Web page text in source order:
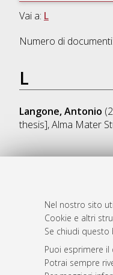
Nel nostro sito
Cookie e altri
Se chiudi questo
Puoi esprimere
Potrai sempre
Vai a: L
Numero di documenti:
L
Langone, Antonio
thesis], Alma Mater
Rss 1.0
Rss 2.0